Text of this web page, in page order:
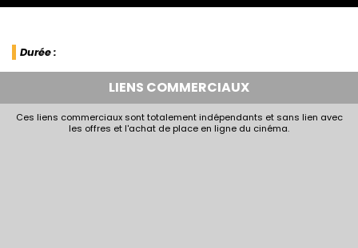
Durée :
LIENS COMMERCIAUX
Ces liens commerciaux sont totalement indépendants et sans lien avec
les offres et l'achat de place en ligne du cinéma.